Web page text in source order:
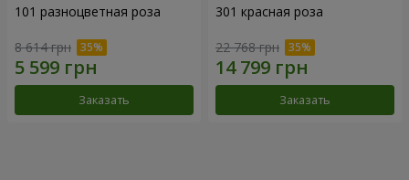
101 разноцветная роза
8 614 грн
Заказать
301 красная роза
22 768 грн
Заказать